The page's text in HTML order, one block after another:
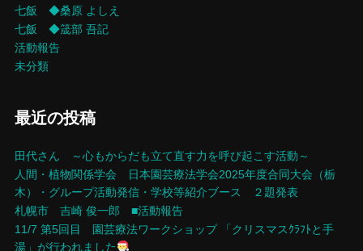
七飯 ◆桑原 よしえ
七飯 ◆筬部 吾記
活動報告
未分類
最近の投稿
田代さん ～心もからだも立て直す力を呼び起こす活動～
人間・植物関係学会 日本園芸療法学会2025年度合同大会（栃
木）・グループ活動発信・学校等紹介ブース ２題発表
札幌市 吉崎 俊一郎 ■活動報告
11/7 第5回目 園芸療法ワークショップ 「クリスマスｸﾗﾌﾄと手
湯」が行われました